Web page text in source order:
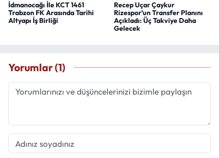
İdmanocağı İle KCT 1461
Trabzon FK Arasında Tarihi
Altyapı İş Birliği
Recep Uçar Çaykur
Rizespor’un Transfer Planını
Açıkladı: Üç Takviye Daha
Gelecek
Yorumlar (1)